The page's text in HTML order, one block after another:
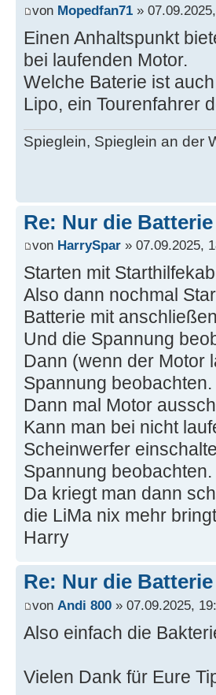
von Mopedfan71 »
Einen Anhaltspunkt
bei laufenden Motor.
Welche Baterie ist
Lipo, ein Tourenfahrer
Spieglein, Spieglein an der
Re: Nur die
von HarrySpar » 07.09.2025,
Starten mit
Also dann nochmal
Batterie mit
Und die Spannung
Dann (wenn der Motor
Spannung beobachten.
Dann mal Motor
Kann man bei nicht
Scheinwerfer
Spannung beobachten.
Da kriegt man dann
die LiMa nix mehr
Harry
Re: Nur die
von Andi 800 » 07.09.2025,
Also einfach die
Vielen Dank für Eure